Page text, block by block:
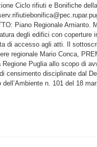
Ciclo rifiuti e Bonifiche
Piano Regionale Amianto.
degli edifici con coperture
di accesso agli atti. Il
regionale Mario Conca,
Regione Puglia allo scopo di
censimento disciplinate dal
dell’Ambiente n. 101 del 18